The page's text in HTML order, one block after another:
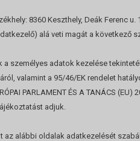
8360 Keszthely, Deák Ferenc u.
alá veti magát a következő
a személyes adatok kezelése
valamint a 95/46/EK rendelet
PARLAMENT ÉS A TANÁCS (EU)
adjuk.
az alábbi oldalak adatkezelését